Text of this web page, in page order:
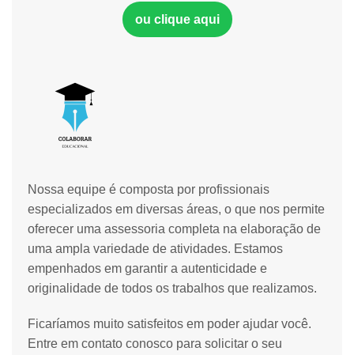
Nossa equipe é composta por profissionais
especializados em diversas áreas, o que nos permite
oferecer uma assessoria completa na elaboração de
uma ampla variedade de atividades. Estamos
empenhados em garantir a autenticidade e
originalidade de todos os trabalhos que realizamos.
Ficaríamos muito satisfeitos em poder ajudar você.
Entre em contato conosco para solicitar o seu
ou clique aqui